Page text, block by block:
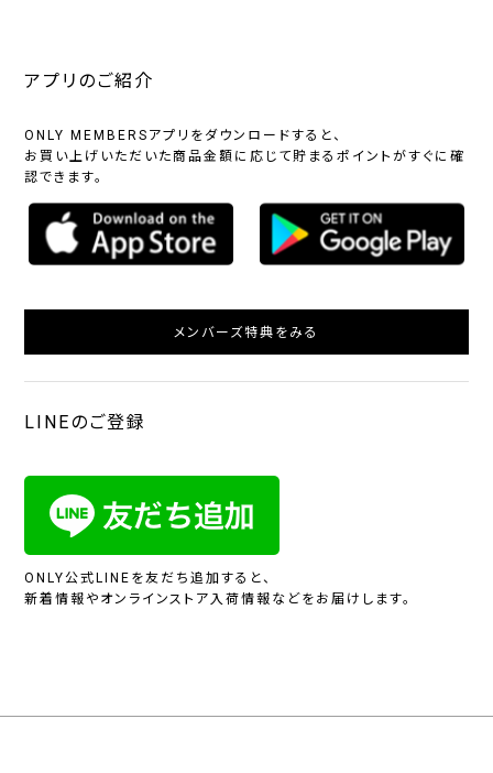
アプリのご紹介
ONLY MEMBERSアプリをダウンロードすると、
お買い上げいただいた商品金額に応じて貯まるポイントがすぐに確
認できます。
メンバーズ特典をみる
LINEのご登録
ONLY公式LINEを友だち追加すると、
新着情報やオンラインストア入荷情報などをお届けします。